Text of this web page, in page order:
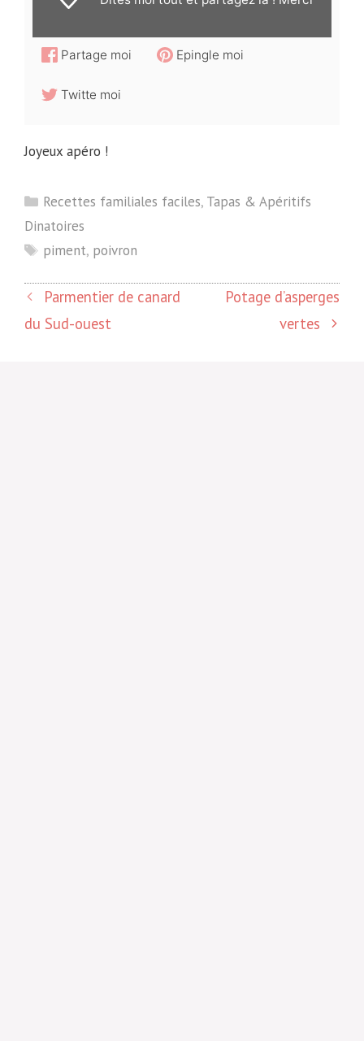
Partage moi Epingle moi
Twitte moi
Joyeux apéro !
Catégories
Recettes familiales faciles, Tapas & Apéritifs
Dinatoires
Étiquettes
piment, poivron
Parmentier de canard
du Sud-ouest
Potage d’asperges
vertes